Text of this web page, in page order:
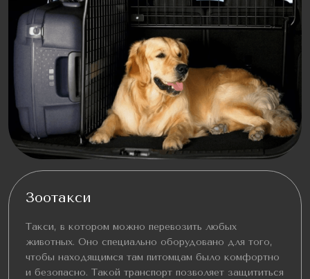
Зоотакси
Такси, в котором можно перевозить любых
животных. Оно специально оборудовано для того,
чтобы находящимся там питомцам было комфортно
и безопасно. Такой транспорт позволяет защититься